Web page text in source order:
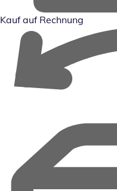
Kauf auf Rechnung